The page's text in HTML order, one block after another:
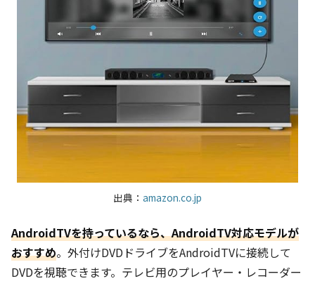
出典： amazon.co.jp
AndroidTVを持っているなら、AndroidTV対応モデルが
おすすめ。外付けDVDドライブをAndroidTVに接続して
DVDを視聴できます。テレビ用のプレイヤー・レコーダー